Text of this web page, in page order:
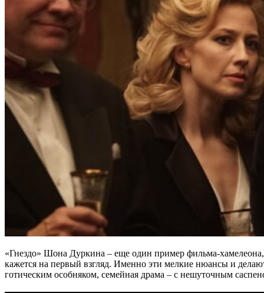
«Гнездо» Шона Дуркина – еще один пример фильма-
кажется на первый взгляд. Именно эти мелкие нюансы и
готическим особняком, семейная драма – с нешуточным